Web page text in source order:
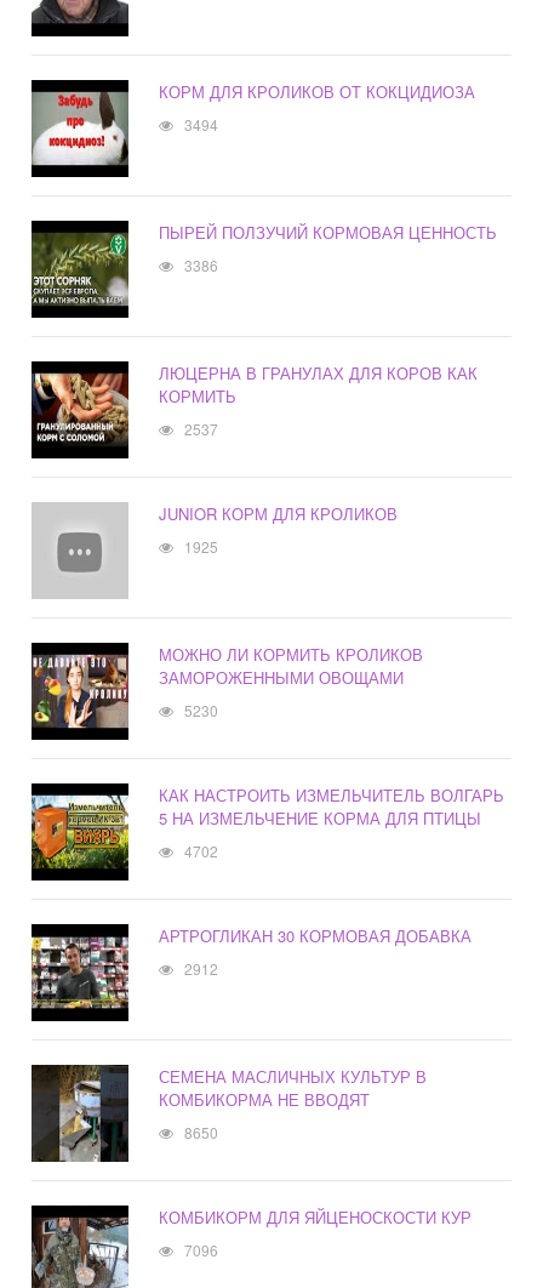
КОРМ ДЛЯ КРОЛИКОВ ОТ КОКЦИДИОЗА
3494
ПЫРЕЙ ПОЛЗУЧИЙ КОРМОВАЯ ЦЕННОСТЬ
3386
ЛЮЦЕРНА В ГРАНУЛАХ ДЛЯ КОРОВ КАК
КОРМИТЬ
2537
JUNIOR КОРМ ДЛЯ КРОЛИКОВ
1925
МОЖНО ЛИ КОРМИТЬ КРОЛИКОВ
ЗАМОРОЖЕННЫМИ ОВОЩАМИ
5230
КАК НАСТРОИТЬ ИЗМЕЛЬЧИТЕЛЬ ВОЛГАРЬ
5 НА ИЗМЕЛЬЧЕНИЕ КОРМА ДЛЯ ПТИЦЫ
4702
АРТРОГЛИКАН 30 КОРМОВАЯ ДОБАВКА
2912
СЕМЕНА МАСЛИЧНЫХ КУЛЬТУР В
КОМБИКОРМА НЕ ВВОДЯТ
8650
КОМБИКОРМ ДЛЯ ЯЙЦЕНОСКОСТИ КУР
7096